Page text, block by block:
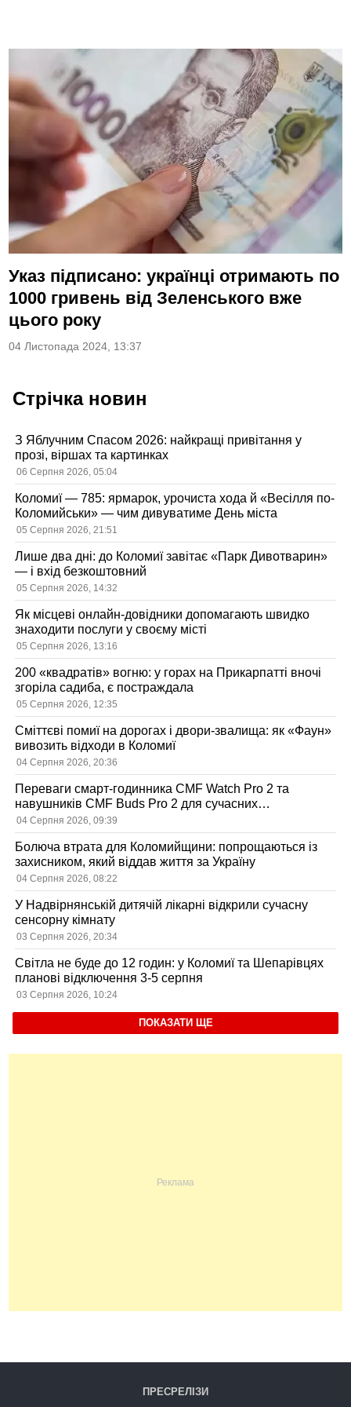
Указ підписано: українці отримають по
1000 гривень від Зеленського вже
цього року
04 Листопада 2024, 13:37
Стрічка новин
З Яблучним Спасом 2026: найкращі привітання у
прозі, віршах та картинках
06 Серпня 2026, 05:04
Коломиї — 785: ярмарок, урочиста хода й «Весілля по-
Коломийськи» — чим дивуватиме День міста
05 Серпня 2026, 21:51
Лише два дні: до Коломиї завітає «Парк Дивотварин»
— і вхід безкоштовний
05 Серпня 2026, 14:32
Як місцеві онлайн-довідники допомагають швидко
знаходити послуги у своєму місті
05 Серпня 2026, 13:16
200 «квадратів» вогню: у горах на Прикарпатті вночі
згоріла садиба, є постраждала
05 Серпня 2026, 12:35
Сміттєві помиї на дорогах і двори-звалища: як «Фаун»
вивозить відходи в Коломиї
04 Серпня 2026, 20:36
Переваги смарт-годинника CMF Watch Pro 2 та
навушників CMF Buds Pro 2 для сучасних
користувачів
04 Серпня 2026, 09:39
Болюча втрата для Коломийщини: попрощаються із
захисником, який віддав життя за Україну
04 Серпня 2026, 08:22
У Надвірнянській дитячій лікарні відкрили сучасну
сенсорну кімнату
03 Серпня 2026, 20:34
Світла не буде до 12 годин: у Коломиї та Шепарівцях
планові відключення 3-5 серпня
03 Серпня 2026, 10:24
ПОКАЗАТИ ЩЕ
ПРЕСРЕЛІЗИ